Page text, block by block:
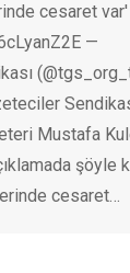
cesaret var'
—
Mustafa
şöyle
cesaret…